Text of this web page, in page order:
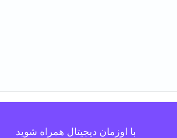
با اوزمان دیجیتال همراه شوید